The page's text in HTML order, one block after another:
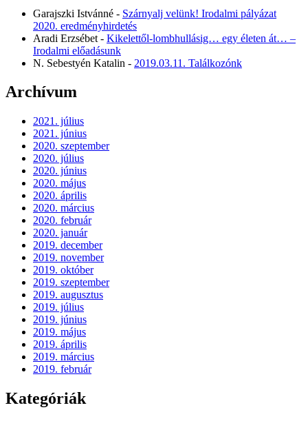
Garajszki Istvánné - Szárnyalj velünk! Irodalmi pályázat
2020. eredményhirdetés
Aradi Erzsébet - Kikelettől-lombhullásig… egy életen át… –
Irodalmi előadásunk
N. Sebestyén Katalin - 2019.03.11. Találkozónk
Archívum
2021. július
2021. június
2020. szeptember
2020. július
2020. június
2020. május
2020. április
2020. március
2020. február
2020. január
2019. december
2019. november
2019. október
2019. szeptember
2019. augusztus
2019. július
2019. június
2019. május
2019. április
2019. március
2019. február
Kategóriák